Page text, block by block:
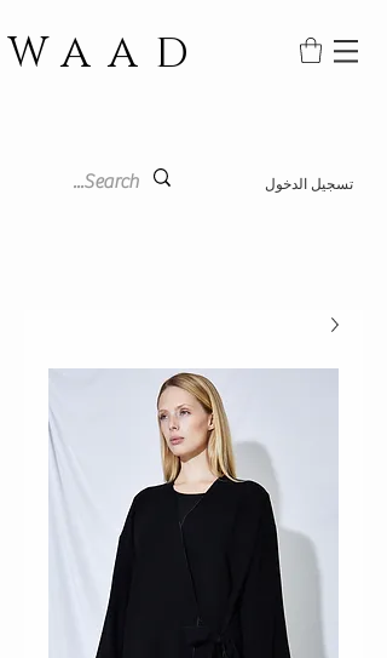
WAAD
تسجيل الدخول